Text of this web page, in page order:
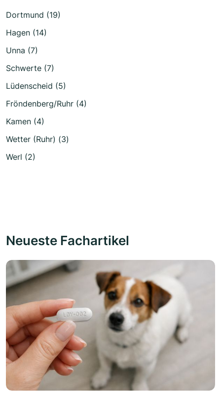
Dortmund (19)
Hagen (14)
Unna (7)
Schwerte (7)
Lüdenscheid (5)
Fröndenberg/Ruhr (4)
Kamen (4)
Wetter (Ruhr) (3)
Werl (2)
Neueste Fachartikel